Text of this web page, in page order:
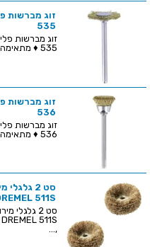
535
535 ♦ מתאימה למתכות רכות ואינה יוצרת ניצוצות&nbs...
536
536 ♦ מתאימה למתכות רכות ואינה יוצרת ניצוצות&nbs...
511S
,...